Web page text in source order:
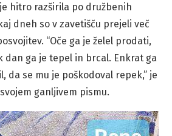
hitro razširila po družbenih
dneh so v zavetišču prejeli več
“Oče ga je želel prodati,
dan ga je tepel in brcal. Enkrat ga
da se mu je poškodoval repek,” je
ganljivem pismu.